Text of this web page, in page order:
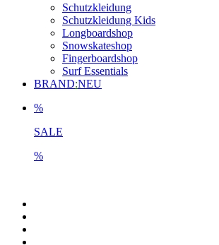
Schutzkleidung
Schutzkleidung Kids
Longboardshop
Snowskateshop
Fingerboardshop
Surf Essentials
BRAND:NEU
%
SALE
%